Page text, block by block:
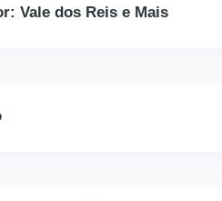
Vale dos Reis e Mais